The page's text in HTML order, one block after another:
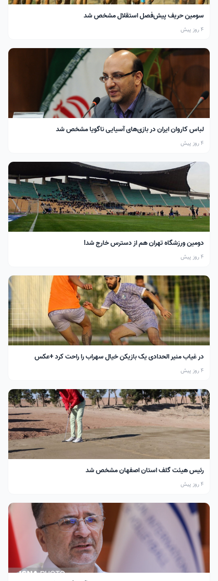
سومین حریف پیش‌فصل استقلال مشخص شد
4 روز پیش
لباس کاروان ایران در بازی‌های آسیایی ناگویا مشخص شد
4 روز پیش
دومین ورزشگاه تهران هم از دسترس خارج شد!
4 روز پیش
در غیاب منیر الحدادی یک بازیکن خیال سهراب را راحت کرد +عکس
4 روز پیش
رئیس هیئت گلف استان اصفهان مشخص شد
4 روز پیش